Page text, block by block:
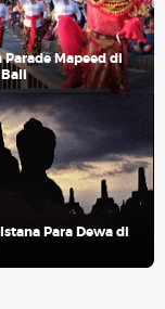
Parade Mapeed di
Para Dewa di